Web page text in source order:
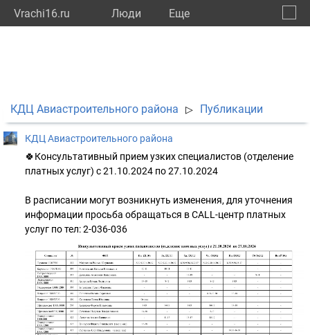
Vrachi16.ru Люди Eще
КДЦ Авиастроительного района ▷ Публикации
КДЦ Авиастроительного района
🍀Консультативный прием узких специалистов (отделение
платных услуг) с 21.10.2024 по 27.10.2024
В расписании могут возникнуть изменения, для уточнения
информации просьба обращаться в CALL-центр платных
услуг по тел: 2-036-036